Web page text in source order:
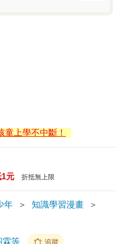
上學不中斷！
1元 折抵無上限
年 ＞ 知識學習漫畫
＞
霖等 追蹤